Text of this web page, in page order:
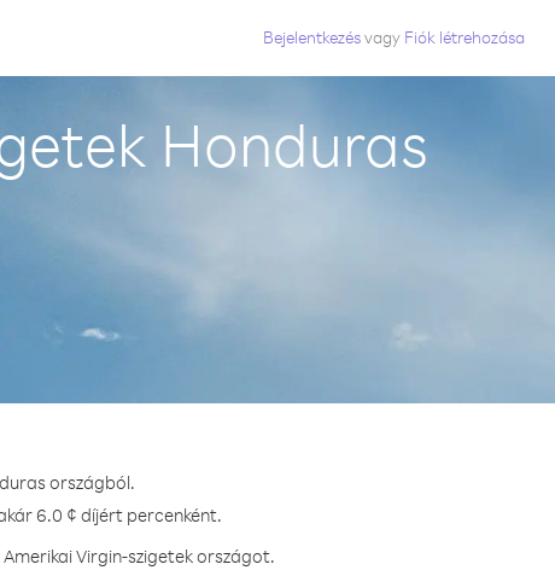
Bejelentkezésvagy Fiók létrehozása
Honduras
országból.
6.0 ¢ díjért percenként.
Virgin-szigetek országot.